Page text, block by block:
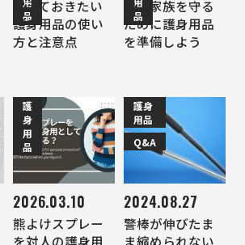
品
覚えておきたい
護身用品の使い
方と注意点
品
中！家族を守る
ために護身用品
を準備しよう
護
身
用
品
2026.03.10
熊よけスプレー
を対人の護身用
護身
用品
Q&A
2024.08.27
警棒が伸びたま
ま縮められない